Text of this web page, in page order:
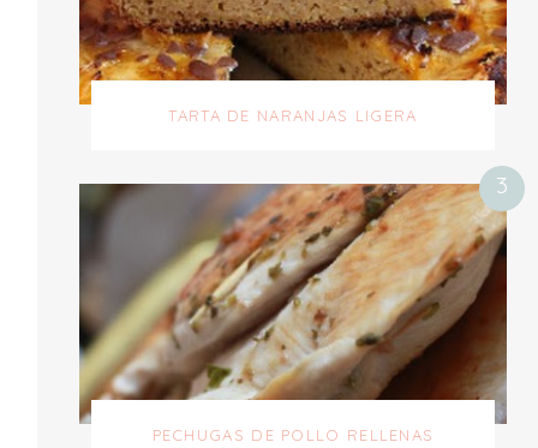
TARTA DE NARANJAS LIGERA
PECHUGAS DE POLLO RELLENAS